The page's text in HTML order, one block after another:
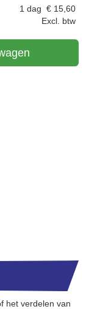
1 dag € 15,60
Excl. btw
het verdelen van